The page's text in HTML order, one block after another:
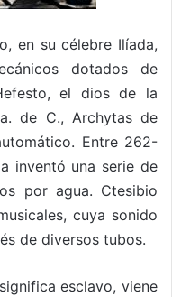
en su célebre Ilíada,
dotados de
el dios de la
de C., Archytas de
Entre 262-
inventó una serie de
por agua. Ctesibio
cuya sonido
de diversos tubos.
esclavo, viene